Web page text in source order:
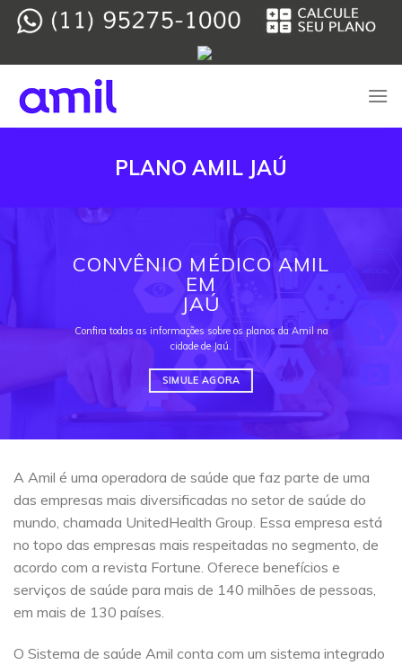
Skip
PLANO AMIL JAÚ
CONVÊNIO MÉDICO AMIL
EM
JAÚ
Confira todas as informações sobre os planos da Amil na
cidade de Jaú.
SIMULE AGORA
A Amil é uma operadora de saúde que faz parte de uma
das empresas mais diversificadas no setor de saúde do
mundo, chamada UnitedHealth Group. Essa empresa está
no topo das empresas mais respeitadas no segmento, de
acordo com a revista Fortune. Oferece benefícios e
serviços de saúde para mais de 140 milhões de pessoas,
em mais de 130 países.
O Sistema de saúde Amil conta com um sistema integrado